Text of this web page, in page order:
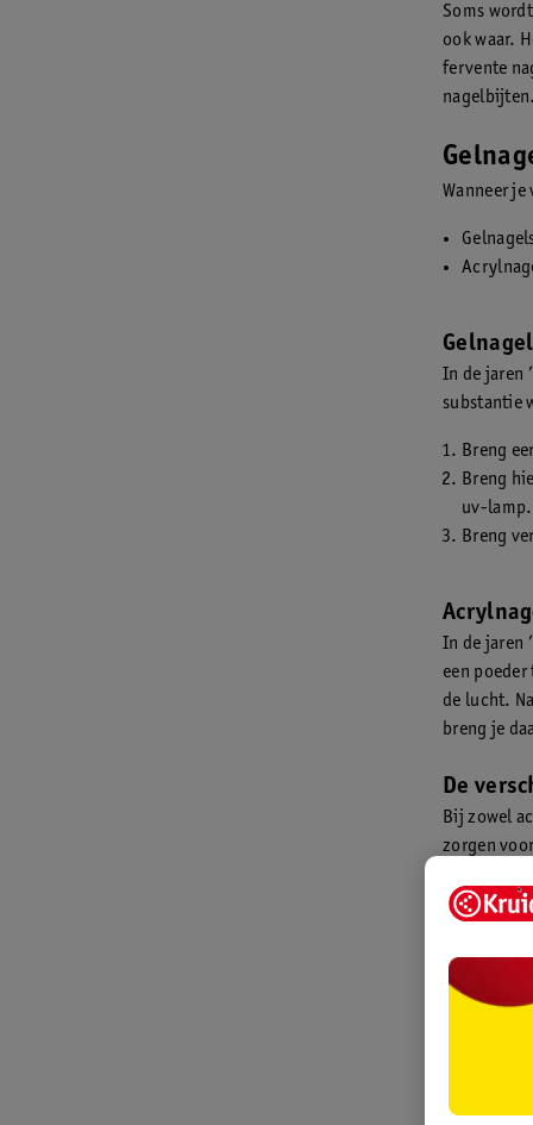
Soms
ook waar.
fervente
nagelbijten.
Wanneer
In de jaren
substantie
Breng
Breng
uv-lamp.
Breng
In de jaren
een
de lucht.
breng je
De
Bij zowel
zorgen
Voordelen
ook
nature
zacht,